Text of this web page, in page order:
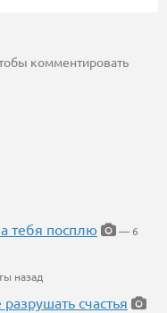
комментировать
тебя посплю
— 6
назад
счастья